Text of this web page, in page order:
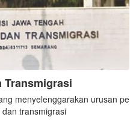
Transmigrasi
menyelenggarakan urusan pe
transmigrasi